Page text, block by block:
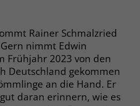
Rainer Schmalzried
nimmt Edwin
Frühjahr 2023 von den
Deutschland gekommen
an die Hand. Er
daran erinnern, wie es
von _fbp ist vollständig auf
und Analysebemühungen